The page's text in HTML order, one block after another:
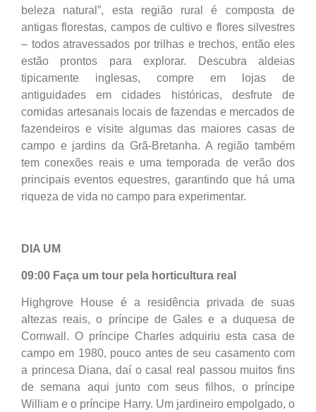
beleza natural”, esta região rural é composta de
antigas florestas, campos de cultivo e flores silvestres
– todos atravessados por trilhas e trechos, então eles
estão prontos para explorar. Descubra aldeias
tipicamente inglesas, compre em lojas de
antiguidades em cidades históricas, desfrute de
comidas artesanais locais de fazendas e mercados de
fazendeiros e visite algumas das maiores casas de
campo e jardins da Grã-Bretanha. A região também
tem conexões reais e uma temporada de verão dos
principais eventos equestres, garantindo que há uma
riqueza de vida no campo para experimentar.
DIA UM
09:00 Faça um tour pela horticultura real
Highgrove House é a residência privada de suas
altezas reais, o príncipe de Gales e a duquesa de
Cornwall. O príncipe Charles adquiriu esta casa de
campo em 1980, pouco antes de seu casamento com
a princesa Diana, daí o casal real passou muitos fins
de semana aqui junto com seus filhos, o príncipe
William e o príncipe Harry. Um jardineiro empolgado, o